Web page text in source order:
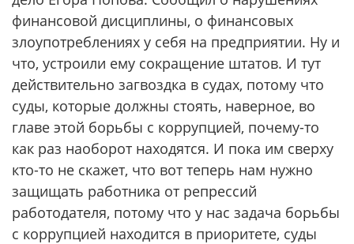
финансовой дисциплины, о финансовых
злоупотреблениях у себя на предприятии. Ну и
что, устроили ему сокращение штатов. И тут
действительно загвоздка в судах, потому что
суды, которые должны стоять, наверное, во
главе этой борьбы с коррупцией, почему-то
как раз наоборот находятся. И пока им сверху
кто-то не скажет, что вот теперь нам нужно
защищать работника от репрессий
работодателя, потому что у нас задача борьбы
с коррупцией находится в приоритете, суды